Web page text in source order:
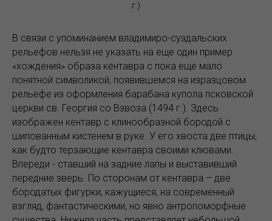
г.)
В связи с упоминанием владимиро-суздальских
рельефов нельзя не указать на еще один пример
«хождения» образа кентавра с пока еще мало
понятной символикой, появившемся на изразцовом
рельефе из оформления барабана купола псковской
церкви св. Георгия со Взвоза (1494 г.). Здесь
изображен кентавр с клинообразной бородой с
шипованным кистенем в руке. У его хвоста две птицы,
как будто терзающие кентавра своими клювами.
Впереди - ставший на задние лапы и выставивший
передние зверь. По сторонам от кентавра – две
бородатых фигурки, кажущиеся, на современный
взгляд, фантастическими, но явно антропоморфные